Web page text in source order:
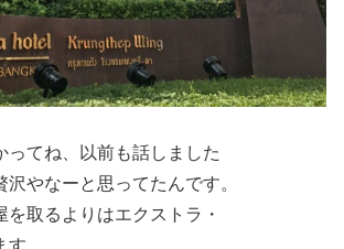
ってね、以前も話しました
やなーと思ってたんです。
を取るよりはエクストラ・